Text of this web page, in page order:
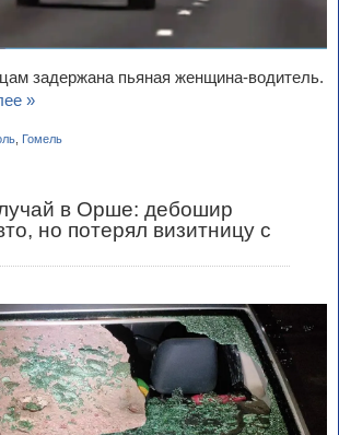
задержана пьяная женщина-водитель.
»
Гомель
в Орше: дебошир
но потерял визитницу с